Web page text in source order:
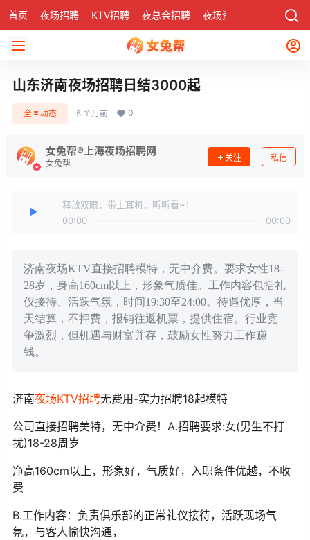
首页 夜场招聘 KTV招聘 夜总会招聘 夜场资讯 社区
山东济南夜场招聘日结3000起
全国动态 5 个月前 0
女兔帮®上海夜场招聘网
女兔帮
关注 私信
释放双眼，带上耳机，听听看~！
00:00
00:00
济南夜场KTV直接招聘模特，无中介费。要求女性18-
28岁，身高160cm以上，形象气质佳。工作内容包括礼
仪接待、活跃气氛，时间19:30至24:00。待遇优厚，当
天结算，不押费，报销往返机票，提供住宿。行业竞
争激烈，但机遇与财富并存，鼓励女性努力工作赚
钱。
济南夜场KTV招聘无费用-实力招聘18起模特
公司直接招聘美特，无中介费！A.招聘要求:女(男生不打
扰)18-28周岁
净高160cm以上，形象好，气质好，入职条件优越，不收
费
B.工作内容：负责俱乐部的正常礼仪接待，活跃现场气
氛，与客人愉快沟通，